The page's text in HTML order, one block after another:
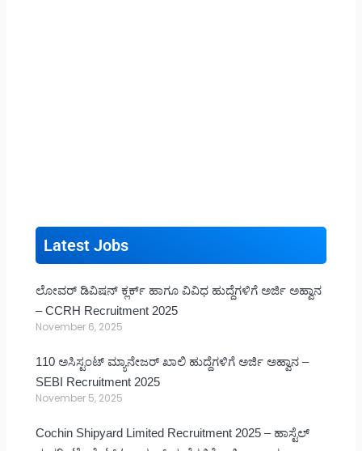
Latest Jobs
ಲೋವರ್ ಡಿವಿಷನ್ ಕ್ಲರ್ಕ್ ಹಾಗೂ ವಿವಿಧ ಹುದ್ದೆಗಳಿಗೆ ಅರ್ಜಿ ಅಹ್ವಾನ
– CCRH Recruitment 2025
November 6, 2025
110 ಅಸಿಸ್ಟಂಟ್ ಮ್ಯಾನೇಜರ್ ಖಾಲಿ ಹುದ್ದೆಗಳಿಗೆ ಅರ್ಜಿ ಅಹ್ವಾನ –
SEBI Recruitment 2025
November 5, 2025
Cochin Shipyard Limited Recruitment 2025 – ಹಾಸ್ಟೆಲ್